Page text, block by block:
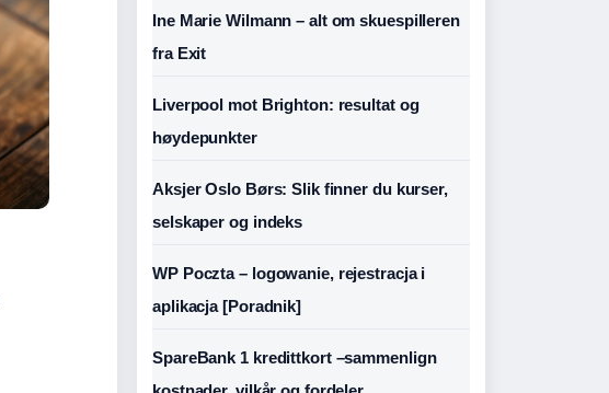
Ine Marie Wilmann – alt om skuespilleren
fra Exit
Liverpool mot Brighton: resultat og
høydepunkter
Aksjer Oslo Børs: Slik finner du kurser,
selskaper og indeks
WP Poczta – logowanie, rejestracja i
aplikacja [Poradnik]
SpareBank 1 kredittkort –sammenlign